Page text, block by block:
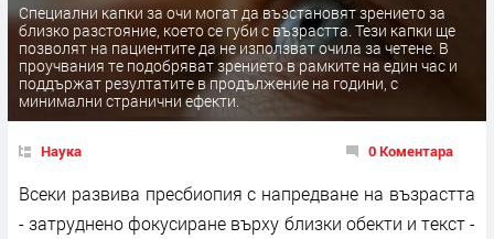
Специални капки за очи могат да възстановят зрението за
близко разстояние, което се губи с възрастта. Тези капки ще
позволят на пациентите да не използват очила за четене. В
проучвания те подобряват зрението в рамките на един час и
поддържат резултатите в продължение на години, с
минимални странични ефекти.
Наука 0 Коментара
Всеки развива пресбиопия с напредване на възрастта
- затруднено фокусиране върху близки обекти и текст -